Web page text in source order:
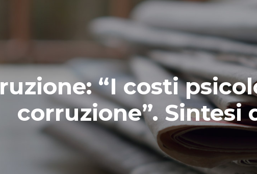
“I costi
corruzione”. Sintesi